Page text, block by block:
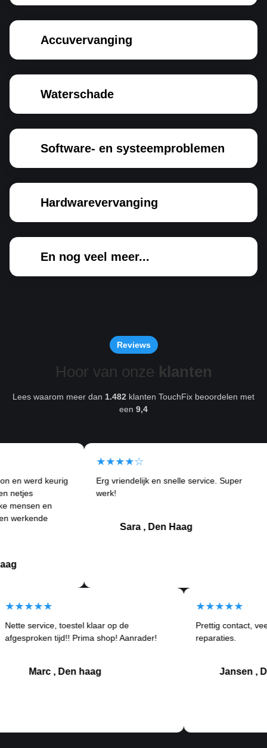
Accuvervanging
Waterschade
Software- en systeemproblemen
Hardwarevervanging
En nog veel meer...
Reviews
Hoor van onze klanten
Lees waarom meer dan 1.482 klanten TouchFix beoordelen met
een 9,4
keurig
en
★★★★☆
Erg vriendelijk en snelle service. Super
Sara , Den Haag
★★★★★
Nette service, toestel klaar op de
afgesproken tijd!! Prima shop! Aanrader!
Marc , Den haag
Prettig